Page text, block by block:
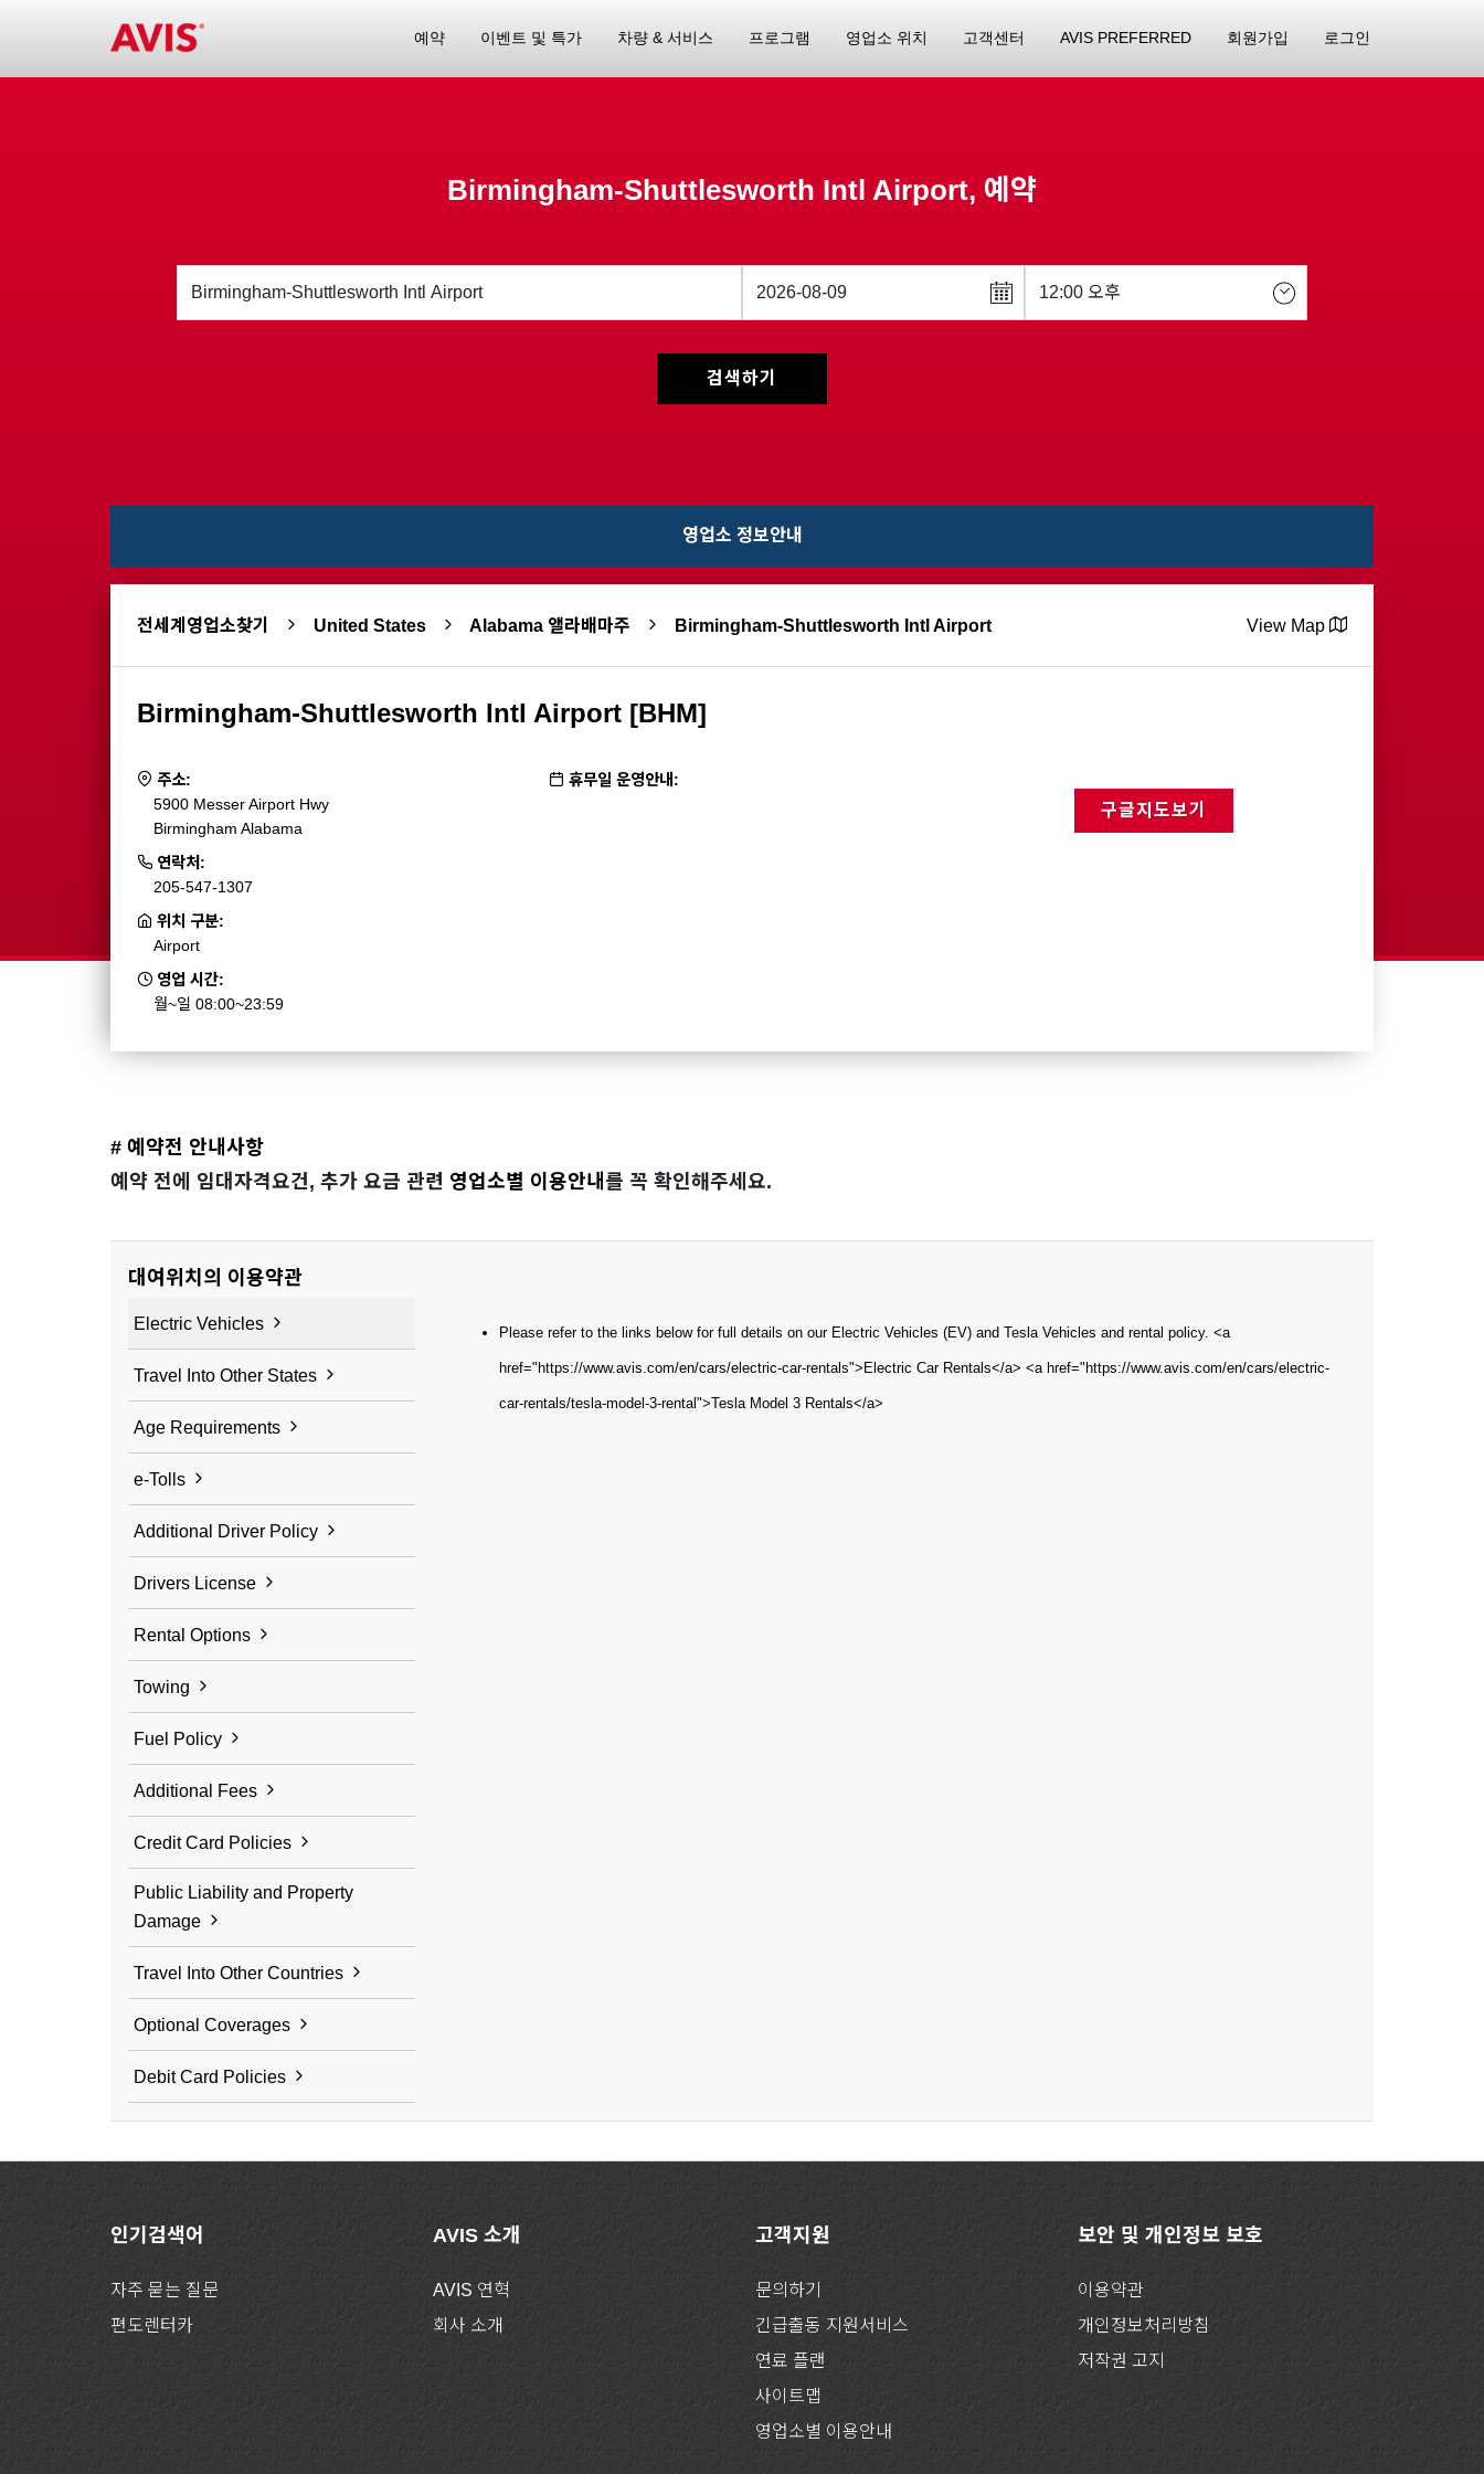
예약 이벤트 및 특가 차량 & 서비스 프로그램 영업소 위치 고객센터 AVIS PREFERRED 회원가입 로그인
Birmingham-Shuttlesworth Intl Airport, 예약
검색하기
영업소 정보안내
전세계영업소찾기 United States Alabama 앨라배마주 Birmingham-Shuttlesworth Intl Airport View Map
Birmingham-Shuttlesworth Intl Airport [BHM]
주소:
5900 Messer Airport Hwy
Birmingham Alabama
연락처:
205-547-1307
위치 구분:
Airport
영업 시간:
월~일 08:00~23:59
휴무일 운영안내:
구글지도보기
# 예약전 안내사항
예약 전에 임대자격요건, 추가 요금 관련 영업소별 이용안내 를 꼭 확인해주세요.
대여위치의 이용약관
Electric Vehicles
Travel Into Other States
Age Requirements
e-Tolls
Additional Driver Policy
Drivers License
Rental Options
Towing
Fuel Policy
Additional Fees
Credit Card Policies
Public Liability and Property
Damage
Travel Into Other Countries
Optional Coverages
Debit Card Policies
Please refer to the links below for full details on our Electric Vehicles (EV) and Tesla Vehicles and rental policy. <a
href="https://www.avis.com/en/cars/electric-car-rentals">Electric Car Rentals</a> <a href="https://www.avis.com/en/cars/electric-
car-rentals/tesla-model-3-rental">Tesla Model 3 Rentals</a>
인기검색어
자주 묻는 질문
편도렌터카
AVIS 소개
AVIS 연혁
회사 소개
고객지원
문의하기
긴급출동 지원서비스
연료 플랜
사이트맵
영업소별 이용안내
보안 및 개인정보 보호
이용약관
개인정보처리방침
저작권 고지